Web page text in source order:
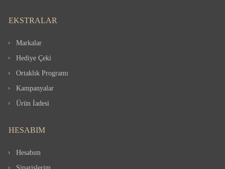
EKSTRALAR
Markalar
Hediye Çeki
Ortaklık Programı
Kampanyalar
Ürün İadesi
HESABIM
Hesabım